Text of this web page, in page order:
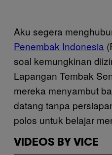
Aku segera
Penembak Indonesia
soal kemungkinan
Lapangan Tembak
mereka menyambut
datang tanpa
polos untuk belajar
VIDEOS BY VICE